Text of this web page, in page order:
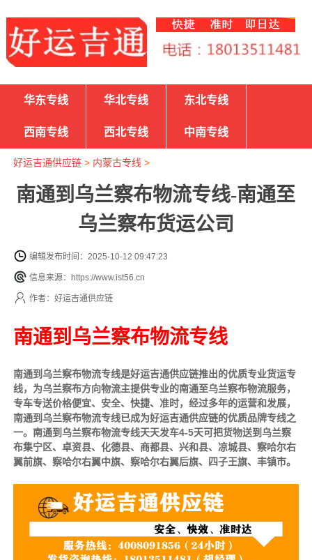
华东专线 华北专线 东北专线
西南专线 西北专线 中南专线
好运吉通供应链> 内蒙古专线 >
南通到乌兰察布物流专线-南通至
乌兰察布货运公司
编辑发布时间：2025-10-12 09:47:23
信息来源：https://www.ist56.cn
作者：好运吉通供应链
南通到乌兰察布物流专线
南通到乌兰察布物流专线是好运吉通供应链推出的优质专业货运专
线，为乌兰察布方向物流主提供专业的南通至乌兰察布物流服务，
专车专送价格便宜、安全、快捷、准时，经过多年的运营和发展，
南通到乌兰察布物流专线已成为好运吉通供应链的优质品牌专线之
一。南通到乌兰察布物流专线天天发车4-5天可把货物送到乌兰察
布集宁区、卓资县、化德县、商都县、兴和县、凉城县、察哈尔右
翼前旗、察哈尔右翼中旗、察哈尔右翼后旗、四子王旗、丰镇市。